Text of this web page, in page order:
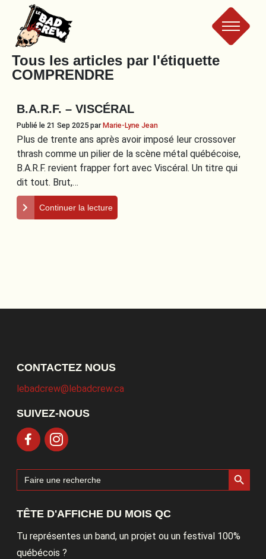
Le
Bad
Crew
Tous les articles par l'étiquette
COMPRENDRE
B.A.R.F. – VISCÉRAL
Publié le 21 Sep 2025parMarie-Lyne Jean
Plus de trente ans après avoir imposé leur crossover
thrash comme un pilier de la scène métal québécoise,
B.A.R.F. revient frapper fort avec Viscéral. Un titre qui
dit tout. Brut,…
Continuer la lecture
CONTACTEZ NOUS
lebadcrew@lebadcrew.ca
SUIVEZ-NOUS
Search
for:
Search Button
TÊTE D'AFFICHE DU MOIS QC
Tu représentes un band, un projet ou un festival 100%
québécois ?